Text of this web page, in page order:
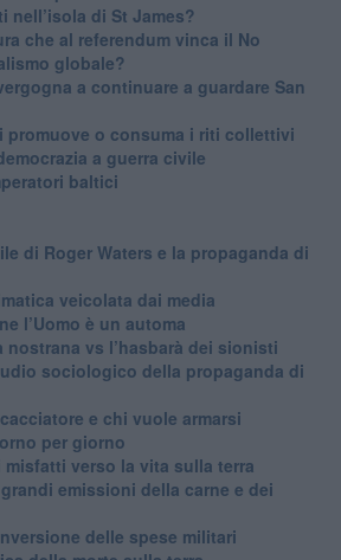
nell’isola di St James?
che al referendum vinca il No
globale?
a continuare a guardare San
promuove o consuma i riti collettivi
a guerra civile
baltici
di Roger Waters e la propaganda di
veicolata dai media
l’Uomo è un automa
vs l’hasbarà dei sionisti
sociologico della propaganda di
e chi vuole armarsi
per giorno
misfatti verso la vita sulla terra
emissioni della carne e dei
delle spese militari